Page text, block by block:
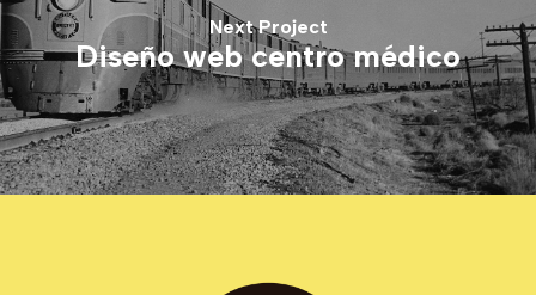
Next Project
Diseño web centro médico